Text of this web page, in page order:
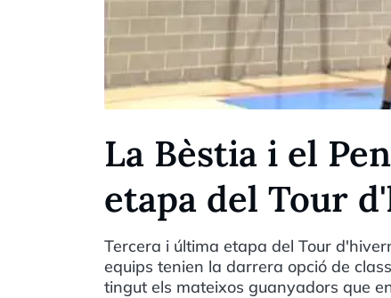
La Bèstia i el
etapa del Tour
Tercera i última etapa del Tour
equips tenien la darrera opció de
tingut els mateixos guanyadors que